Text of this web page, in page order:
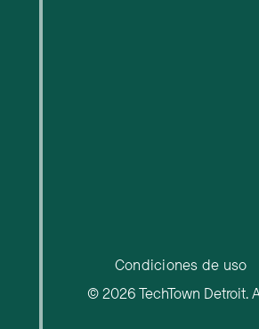
Condiciones de uso
© 2026 TechTown Detroit.